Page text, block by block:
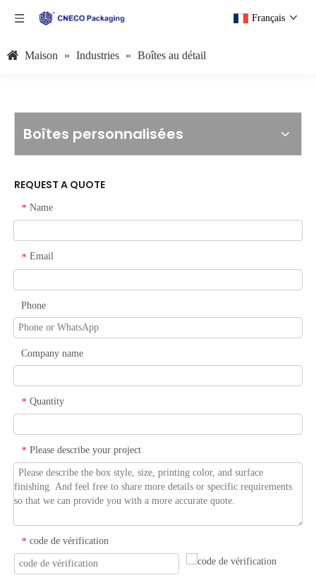
Français
Maison » Industries » Boîtes au détail
Boîtes personnalisées
REQUEST A QUOTE
* Name
* Email
Phone
Company name
* Quantity
* Please describe your project
* code de vérification